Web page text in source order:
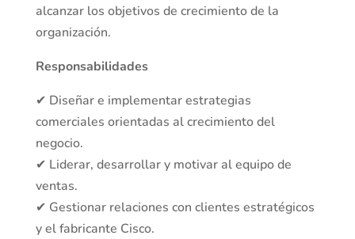
alcanzar los objetivos de crecimiento de la
organización.
Responsabilidades
✔ Diseñar e implementar estrategias
comerciales orientadas al crecimiento del
negocio.
✔ Liderar, desarrollar y motivar al equipo de
ventas.
✔ Gestionar relaciones con clientes estratégicos
y el fabricante Cisco.